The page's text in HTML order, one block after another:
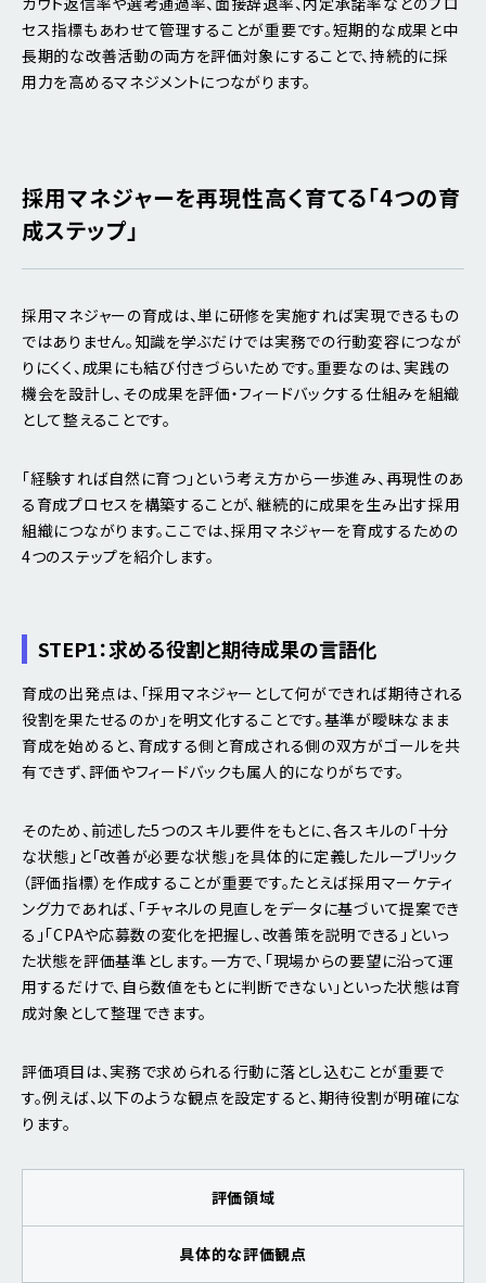
セス指標もあわせて管理することが重要です。短期的な成果と中
長期的な改善活動の両方を評価対象にすることで、持続的に採
用力を高めるマネジメントにつながります。
採用マネジャーを再現性高く育てる「4つの育
成ステップ」
採用マネジャーの育成は、単に研修を実施すれば実現できるもの
ではありません。知識を学ぶだけでは実務での行動変容につなが
りにくく、成果にも結び付きづらいためです。重要なのは、実践の
機会を設計し、その成果を評価・フィードバックする仕組みを組織
として整えることです。
「経験すれば自然に育つ」という考え方から一歩進み、再現性のあ
る育成プロセスを構築することが、継続的に成果を生み出す採用
組織につながります。ここでは、採用マネジャーを育成するための
4つのステップを紹介します。
STEP1：求める役割と期待成果の言語化
育成の出発点は、「採用マネジャーとして何ができれば期待される
役割を果たせるのか」を明文化することです。基準が曖昧なまま
育成を始めると、育成する側と育成される側の双方がゴールを共
有できず、評価やフィードバックも属人的になりがちです。
そのため、前述した5つのスキル要件をもとに、各スキルの「十分
な状態」と「改善が必要な状態」を具体的に定義したルーブリック
（評価指標）を作成することが重要です。たとえば採用マーケティ
ング力であれば、「チャネルの見直しをデータに基づいて提案でき
る」「CPAや応募数の変化を把握し、改善策を説明できる」といっ
た状態を評価基準とします。一方で、「現場からの要望に沿って運
用するだけで、自ら数値をもとに判断できない」といった状態は育
成対象として整理できます。
評価項目は、実務で求められる行動に落とし込むことが重要で
す。例えば、以下のような観点を設定すると、期待役割が明確にな
ります。
評価領域
具体的な評価観点